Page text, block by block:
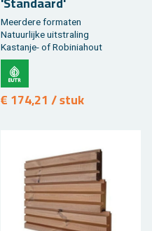
Meer­de­re for­ma­ten
Na­tuur­lij­ke uit­stra­ling
Kas­tan­je- of Ro­bi­nia­hout
€ 174,21 / stuk